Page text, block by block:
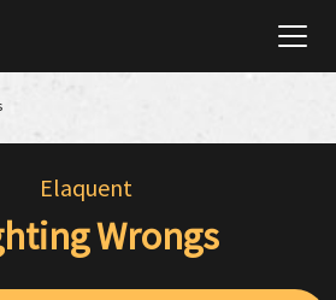
Elaquent
Wrongs